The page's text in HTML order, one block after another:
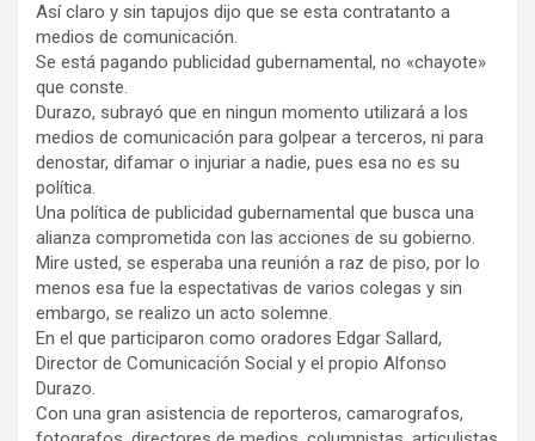
Así claro y sin tapujos dijo que se esta contratanto a
medios de comunicación.
Se está pagando publicidad gubernamental, no «chayote»
que conste.
Durazo, subrayó que en ningun momento utilizará a los
medios de comunicación para golpear a terceros, ni para
denostar, difamar o injuriar a nadie, pues esa no es su
política.
Una política de publicidad gubernamental que busca una
alianza comprometida con las acciones de su gobierno.
Mire usted, se esperaba una reunión a raz de piso, por lo
menos esa fue la espectativas de varios colegas y sin
embargo, se realizo un acto solemne.
En el que participaron como oradores Edgar Sallard,
Director de Comunicación Social y el propio Alfonso
Durazo.
Con una gran asistencia de reporteros, camarografos,